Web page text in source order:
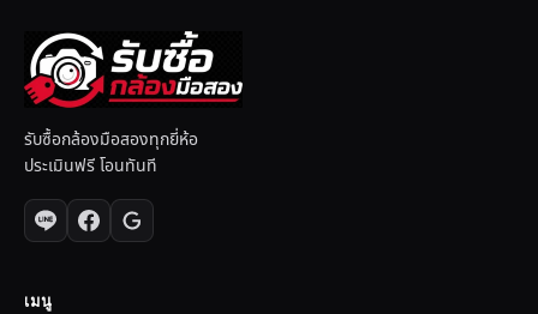
รับซื้อกล้องมือสองทุกยี่ห้อ
ประเมินฟรี โอนทันที
เมนู